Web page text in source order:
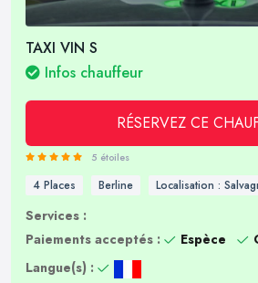
TAXI VIN S
Infos chauffeur
RÉSERVEZ CE
5 étoiles
4 Places Berline Localisation :
Services :
Paiements acceptés :
Espèce
Langue(s) :